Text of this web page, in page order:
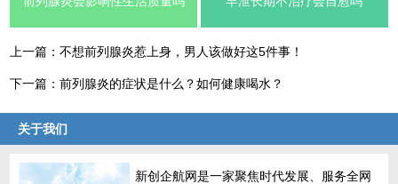
上一篇：不想前列腺炎惹上身，男人该做好这5件事！
下一篇：前列腺炎的症状是什么？如何健康喝水？
关于我们
新创企航网是一家聚焦时代发展、服务全网